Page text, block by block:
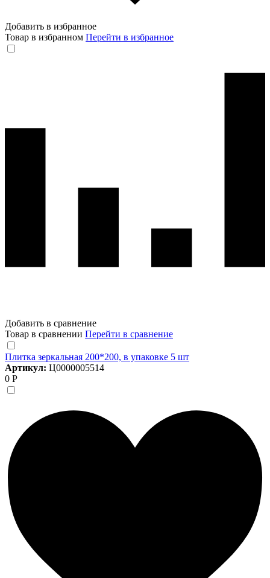
Добавить в избранное
Товар в избранном Перейти в избранное
Добавить в сравнение
Товар в сравнении Перейти в сравнение
Плитка зеркальная 200*200, в упаковке 5 шт
Артикул: Ц0000005514
0 Р